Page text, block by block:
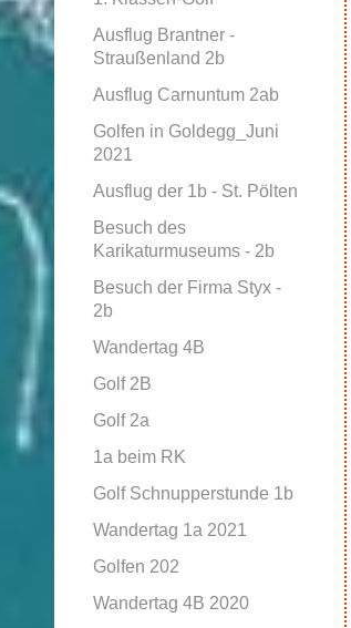
Ausflug Brantner -
Straußenland 2b
Ausflug Carnuntum 2ab
Golfen in Goldegg_Juni
2021
Ausflug der 1b - St. Pölten
Besuch des
Karikaturmuseums - 2b
Besuch der Firma Styx -
2b
Wandertag 4B
Golf 2B
Golf 2a
1a beim RK
Golf Schnupperstunde 1b
Wandertag 1a 2021
Golfen 202
Wandertag 4B 2020